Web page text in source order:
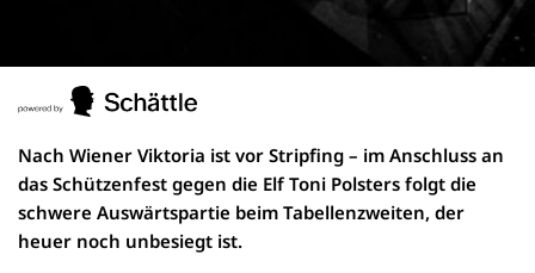
Nach Wiener Viktoria ist vor Stripfing – im Anschluss an
das Schützenfest gegen die Elf Toni Polsters folgt die
schwere Auswärtspartie beim Tabellenzweiten, der
heuer noch unbesiegt ist.